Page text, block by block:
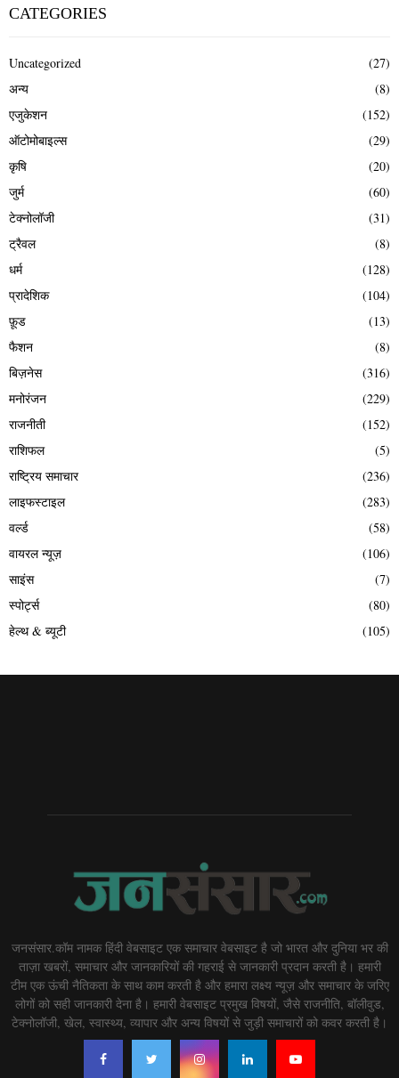
CATEGORIES
Uncategorized
(27)
अन्य
(8)
एजुकेशन
(152)
ऑटोमोबाइल्स
(29)
कृषि
(20)
जुर्म
(60)
टेक्नोलॉजी
(31)
ट्रैवल
(8)
धर्म
(128)
प्रादेशिक
(104)
फ़ूड
(13)
फैशन
(8)
बिज़नेस
(316)
मनोरंजन
(229)
राजनीती
(152)
राशिफल
(5)
राष्ट्रिय समाचार
(236)
लाइफस्टाइल
(283)
वर्ल्ड
(58)
वायरल न्यूज़
(106)
साइंस
(7)
स्पोर्ट्स
(80)
हेल्थ & ब्यूटी
(105)
जनसंसार.कॉम नामक हिंदी वेबसाइट एक समाचार वेबसाइट है जो भारत और दुनिया भर की
ताज़ा खबरों, समाचार और जानकारियों की गहराई से जानकारी प्रदान करती है। हमारी
टीम एक ऊंची नैतिकता के साथ काम करती है और हमारा लक्ष्य न्यूज़ और समाचार के जरिए
लोगों को सही जानकारी देना है। हमारी वेबसाइट प्रमुख विषयों, जैसे राजनीति, बॉलीवुड,
टेक्नोलॉजी, खेल, स्वास्थ्य, व्यापार और अन्य विषयों से जुड़ी समाचारों को कवर करती है।